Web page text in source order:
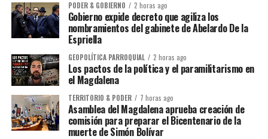
PODER & GOBIERNO 2 horas ago
Gobierno expide decreto que agiliza los
nombramientos del gabinete de Abelardo De la
Espriella
GEOPOLÍTICA PARROQUIAL 2 horas ago
Los pactos de la política y el paramilitarismo en
el Magdalena
TERRITORIO & PODER 7 horas ago
Asamblea del Magdalena aprueba creación de
comisión para preparar el Bicentenario de la
muerte de Simón Bolívar